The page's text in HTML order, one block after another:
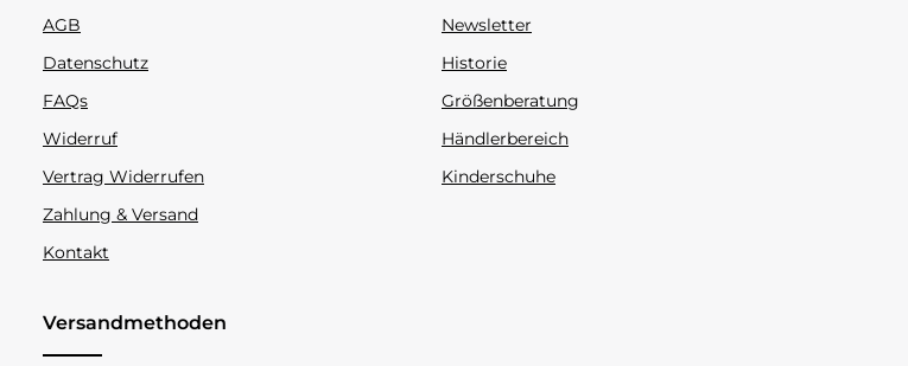
AGB
Datenschutz
FAQs
Widerruf
Vertrag Widerrufen
Zahlung & Versand
Kontakt
Newsletter
Historie
Größenberatung
Händlerbereich
Kinderschuhe
Versandmethoden